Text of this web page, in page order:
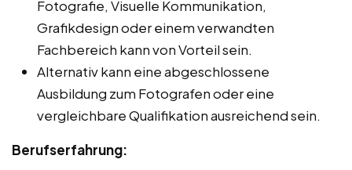
Fotografie, Visuelle Kommunikation,
Grafikdesign oder einem verwandten
Fachbereich kann von Vorteil sein.
Alternativ kann eine abgeschlossene
Ausbildung zum Fotografen oder eine
vergleichbare Qualifikation ausreichend sein.
Berufserfahrung: